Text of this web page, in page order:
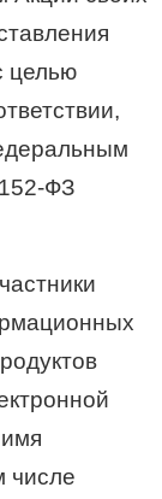
целью
152-ФЗ
числе